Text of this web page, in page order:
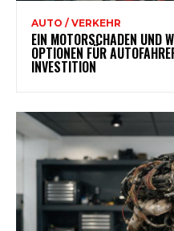
AUTO / VERKEHR
EIN MOTORSCHADEN UND
OPTIONEN FÜR
INVESTITION